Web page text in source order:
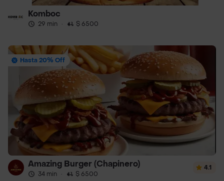
Komboc
29 min · $ 6500
Hasta 20% Off
Amazing Burger (Chapinero)
34 min · $ 6500
4.1